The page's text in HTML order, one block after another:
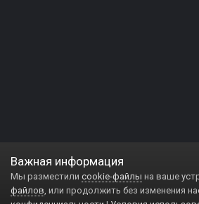
Важная информация
Мы разместили cookie-файлы на ваше
файлов, или продолжить без изменения